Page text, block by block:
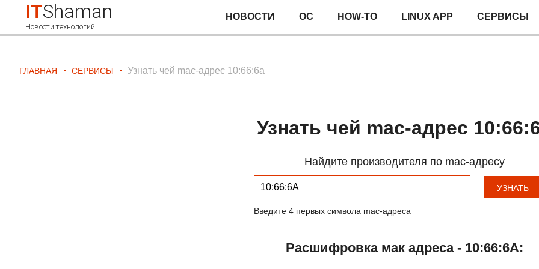
ITShaman
Новости технологий
НОВОСТИ ОС HOW-TO LINUX APP СЕРВИСЫ
ГЛАВНАЯ СЕРВИСЫ Узнать чей mac-адрес 10:66:6a
Узнать чей mac-адрес
Найдите производителя по mac-адресу
УЗНАТЬ
Введите 4 первых символа mac-адреса
Расшифровка мак адреса - 10:66:6A: